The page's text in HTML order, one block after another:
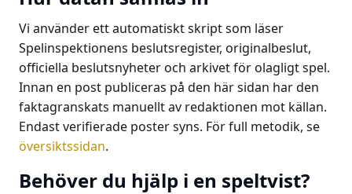
Vi använder ett automatiskt skript som läser
Spelinspektionens beslutsregister, originalbeslut,
officiella beslutsnyheter och arkivet för olagligt spel.
Innan en post publiceras på den här sidan har den
faktagranskats manuellt av redaktionen mot källan.
Endast verifierade poster syns. För full metodik, se
översiktssidan.
Behöver du hjälp i en speltvist?